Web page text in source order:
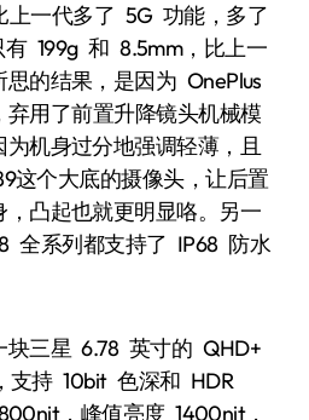
一代多了 5G 功能，多了
199g 和 8.5mm，比上一
的结果，是因为 OnePlus
用了前置升降镜头机械模
机身过分地强调轻薄，且
这个大底的摄像头，让后置
凸起也就更明显咯。另一
全系列都支持了 IP68 防水
三星 6.78 英寸的 QHD+
支持 10bit 色深和 HDR
，峰值亮度 1400nit，